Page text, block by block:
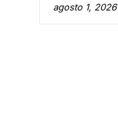
agosto 1, 2026